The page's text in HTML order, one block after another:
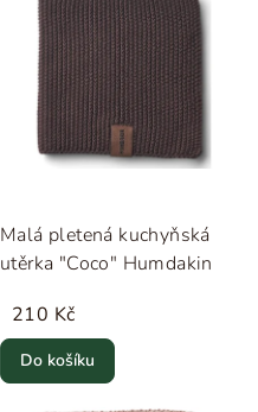
Malá pletená kuchyňská
utěrka "Coco" Humdakin
210 Kč
Do košíku